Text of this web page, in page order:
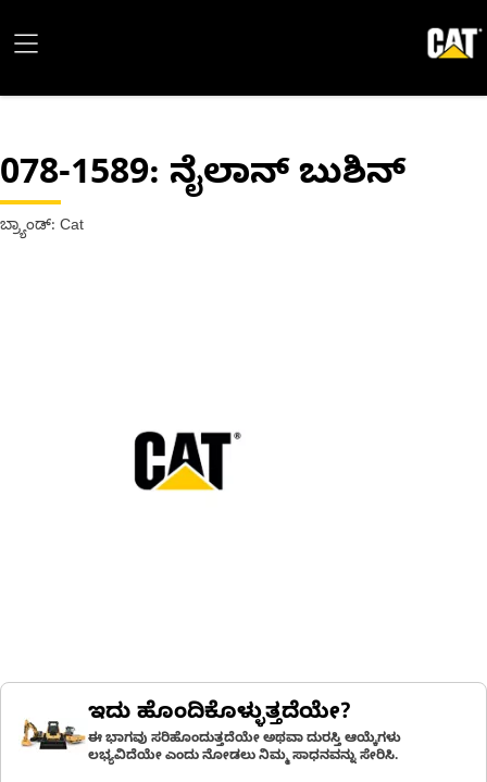
078-1589: ನೈಲಾನ್ ಬುಶಿನ್
ಬ್ರ್ಯಾಂಡ್: Cat
ಇದು ಹೊಂದಿಕೊಳ್ಳುತ್ತದೆಯೇ?
ಈ ಭಾಗವು ಸರಿಹೊಂದುತ್ತದೆಯೇ ಅಥವಾ ದುರಸ್ತಿ ಆಯ್ಕೆಗಳು
ಲಭ್ಯವಿದೆಯೇ ಎಂದು ನೋಡಲು ನಿಮ್ಮ ಸಾಧನವನ್ನು ಸೇರಿಸಿ.